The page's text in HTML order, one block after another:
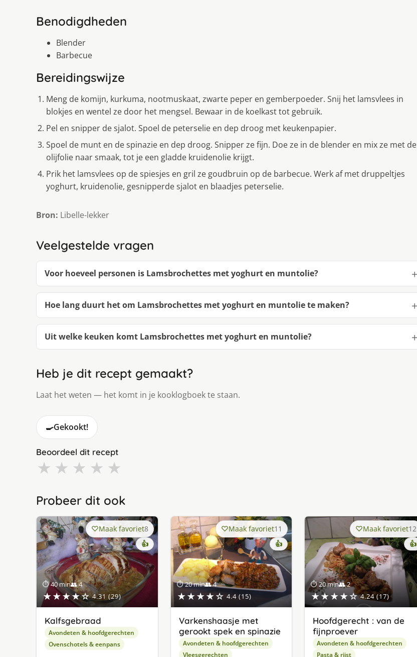
Benodigdheden
Blender
Barbecue
Bereidingswijze
Meng de komijn, kurkuma, nootmuskaat, zwarte peper en gemberpoeder. Snij het lamsvlees in
blokjes en wentel ze door het mengsel. Bewaar in de koelkast tot gebruik.
Pel en snipper de sjalot. Spoel de peterselie en dep droog met keukenpapier.
Spoel de munt en de spinazie en dep droog. Snipper ze fijn. Doe ze in de blender en mix ze met de
olijfolie naar smaak, tot je een gladde kruidenolie krijgt.
Prik het lamsvlees op de spiesjes en gril ze goudbruin op de barbecue. Werk af met druppeltjes
yoghurt, kruidenolie, gesnipperde sjalot en blaadjes peterselie.
Bron: Libelle-lekker
Veelgestelde vragen
Voor hoeveel personen is Lamsbrochettes met yoghurt en muntolie?
Hoe lang duurt het om Lamsbrochettes met yoghurt en muntolie te maken?
Uit welke keuken komt Lamsbrochettes met yoghurt en muntolie?
Heb je dit recept gemaakt?
Laat het weten — het komt in je kooklogboek te staan.
🍳Gekookt!
Beoordeel dit recept
★ ★ ★ ★ ★
Probeer dit ook
⏱ 40 min👥 4
★★★★☆ 4.31 (29)
Maak favoriet8
👍
Kalfsgebraad
Avondeten & hoofdgerechten
Ovenschotels & eenpans
⏱ 20 min👥 4
★★★★☆ 4.4 (15)
Maak favoriet11
👍
Varkenshaasje met
gerookt spek en spinazie
Avondeten & hoofdgerechten
Vleesgerechten
⏱ 20 min👥 2
★★★★☆ 4.24 (17)
Maak favoriet12
👍
Hoofdgerecht : van de
fijnproever
Avondeten & hoofdgerechten
Pasta & rijst